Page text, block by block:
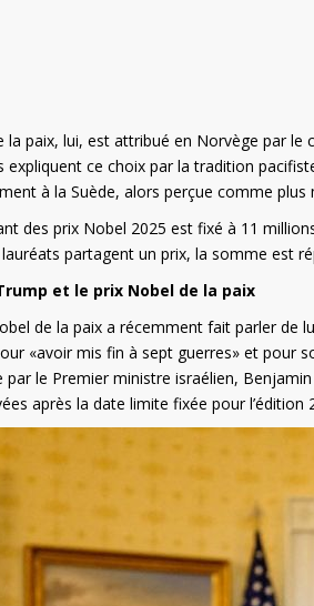
la paix, lui, est attribué en Norvège par
expliquent ce choix par la tradition
à la Suède, alors perçue comme plus
des prix Nobel 2025 est fixé à 11
partagent un prix, la somme est
et le prix Nobel de la paix
de la paix a récemment fait parler de
«avoir mis fin à sept guerres» et pour
par le Premier ministre israélien,
après la date limite fixée pour l’édition